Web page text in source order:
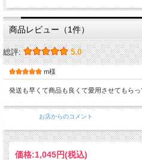
商品レビュー（1件）
総評: 5.0
m様
発送も早くて商品も良くて愛用させてもら
お店からのコメント
価格:1,045円(税込)